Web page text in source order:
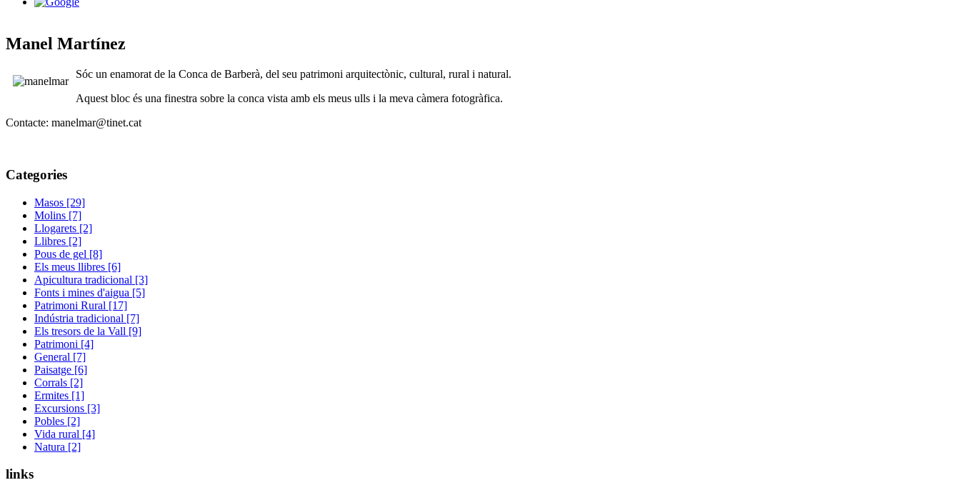
Manel Martínez
Sóc un enamorat de la Conca de Barberà, del seu patrimoni arquitectònic, cultural, rural i natural.
Aquest bloc és una finestra sobre la conca vista amb els meus ulls i la meva càmera fotogràfica.
Contacte: manelmar@tinet.cat
Categories
Masos [29]
Molins [7]
Llogarets [2]
Llibres [2]
Pous de gel [8]
Els meus llibres [6]
Apicultura tradicional [3]
Fonts i mines d'aigua [5]
Patrimoni Rural [17]
Indústria tradicional [7]
Els tresors de la Vall [9]
Patrimoni [4]
General [7]
Paisatge [6]
Corrals [2]
Ermites [1]
Excursions [3]
Pobles [2]
Vida rural [4]
Natura [2]
links